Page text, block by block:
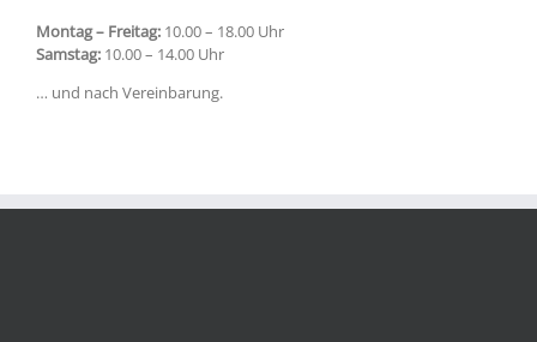
Montag – Freitag: 10.00 – 18.00 Uhr
Samstag: 10.00 – 14.00 Uhr
… und nach Vereinbarung.